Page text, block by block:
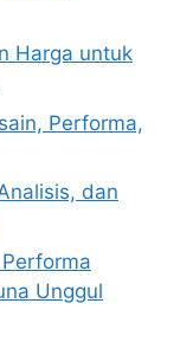
Harga untuk
Performa,
dan
Unggul